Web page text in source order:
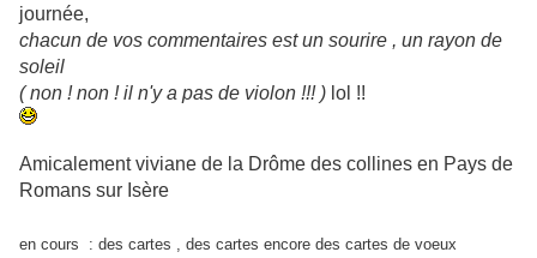
journée,
chacun de vos commentaires est un sourire , un rayon de
soleil
( non ! non ! il n'y a pas de violon !!! ) lol !!
Amicalement viviane de la Drôme des collines en Pays de
Romans sur Isère
en cours : des cartes , des cartes encore des cartes de voeux